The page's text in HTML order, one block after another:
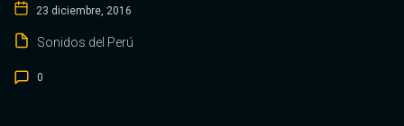
23 diciembre, 2016
Sonidos del Perú
0